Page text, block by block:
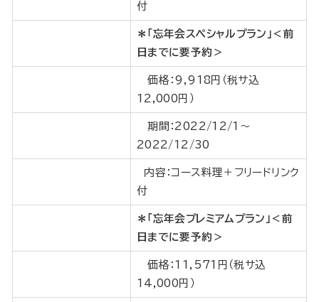
付
＊「忘年会スペシャルプラン」＜前
日までに要予約＞
価格：9,918円（税サ込
12,000円）
期間：2022/12/1～
2022/12/30
内容：コース料理＋フリードリンク
付
＊「忘年会プレミアムプラン」＜前
日までに要予約＞
価格：11,571円（税サ込
14,000円）